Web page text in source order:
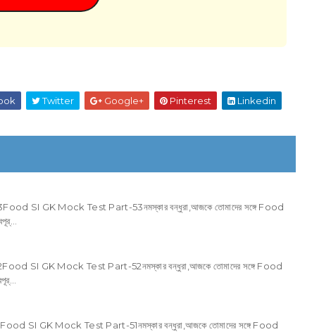
Twitter Google+ Pinterest Linkedin
SI GK Mock Test Part-53নমস্কার বন্ধুরা,আজকে তোমাদের সঙ্গে Food
SI GK Mock Test Part-52নমস্কার বন্ধুরা,আজকে তোমাদের সঙ্গে Food
SI GK Mock Test Part-51নমস্কার বন্ধুরা,আজকে তোমাদের সঙ্গে Food